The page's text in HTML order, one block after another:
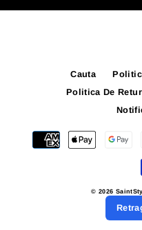
Cauta
Politica De Retur
© 2026